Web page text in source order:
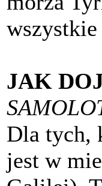
JAK
Dla tych,
jest w